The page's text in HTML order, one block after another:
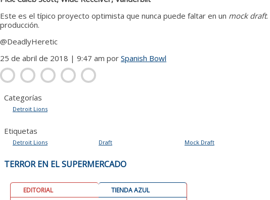
Este es el típico proyecto optimista que nunca puede faltar en un mock draft.
producción.
@DeadlyHeretic
25 de abril de 2018 | 9:47 am por Spanish Bowl
Categorías
Detroit Lions
Etiquetas
Detroit Lions Draft Mock Draft
NAVEGACIÓN
DE
ENTRADAS
TERROR EN EL SUPERMERCADO
EDITORIAL TIENDA AZUL